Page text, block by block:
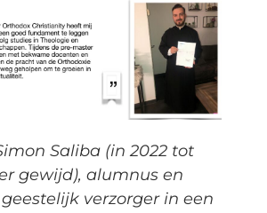
Saliba (in 2022 tot
gewijd), alumnus en
verzorger in een